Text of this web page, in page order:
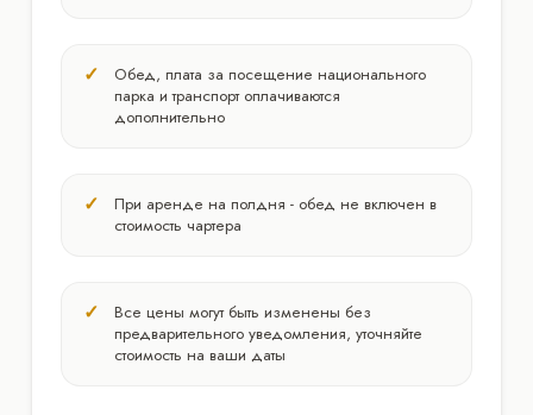
Обед, плата за посещение национального
парка и транспорт оплачиваются
дополнительно
При аренде на полдня - обед не включен в
стоимость чартера
Все цены могут быть изменены без
предварительного уведомления, уточняйте
стоимость на ваши даты